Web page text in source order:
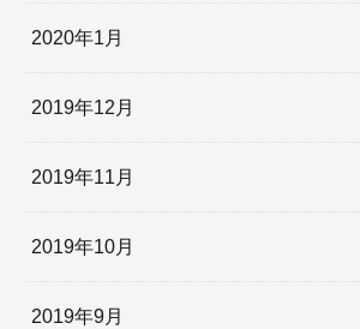
2020年1月
2019年12月
2019年11月
2019年10月
2019年9月